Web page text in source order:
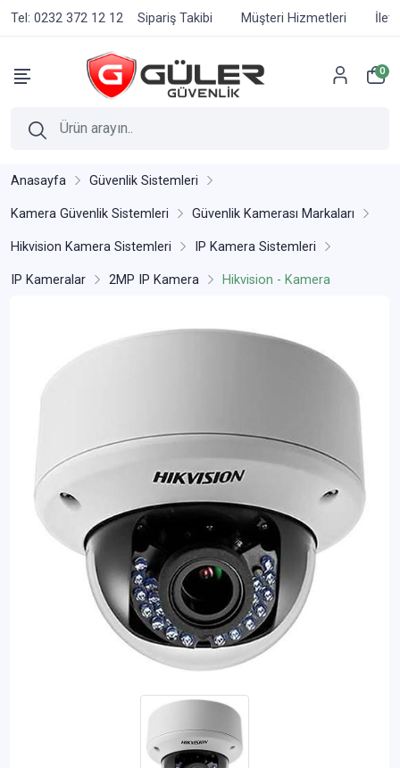
Tel: 0232 372 12 12 Sipariş Takibi Müşteri Hizmetleri
0
Anasayfa Güvenlik Sistemleri
Kamera Güvenlik Sistemleri Güvenlik Kamerası Markaları
Hikvision Kamera Sistemleri IP Kamera Sistemleri
IP Kameralar 2MP IP Kamera Hikvision - Kamera